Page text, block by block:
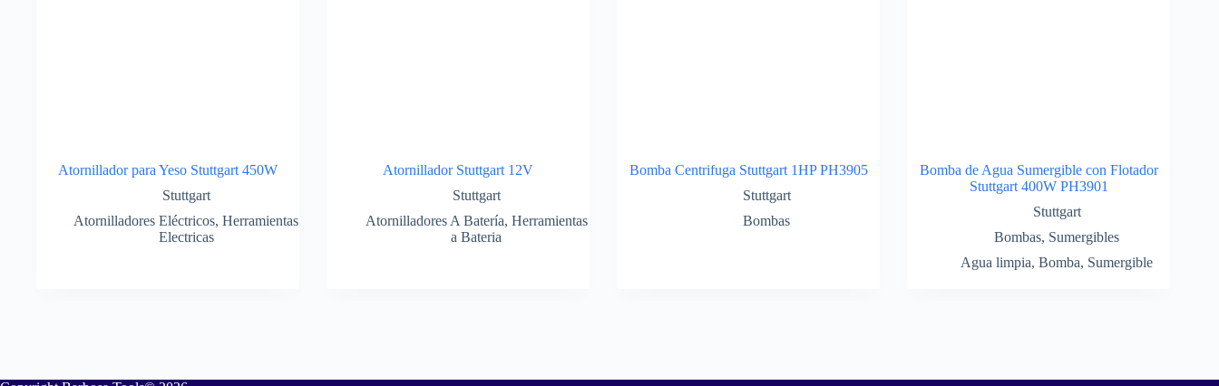
Atornillador para Yeso Stuttgart 450W
Stuttgart
Atornilladores Eléctricos, Herramientas
Electricas
Atornillador Stuttgart 12V
Stuttgart
Atornilladores A Batería, Herramientas
a Bateria
Bomba Centrifuga Stuttgart 1HP PH3905
Stuttgart
Bombas
Bomba de Agua Sumergible con Flotador
Stuttgart 400W PH3901
Stuttgart
Bombas, Sumergibles
Agua limpia, Bomba, Sumergible